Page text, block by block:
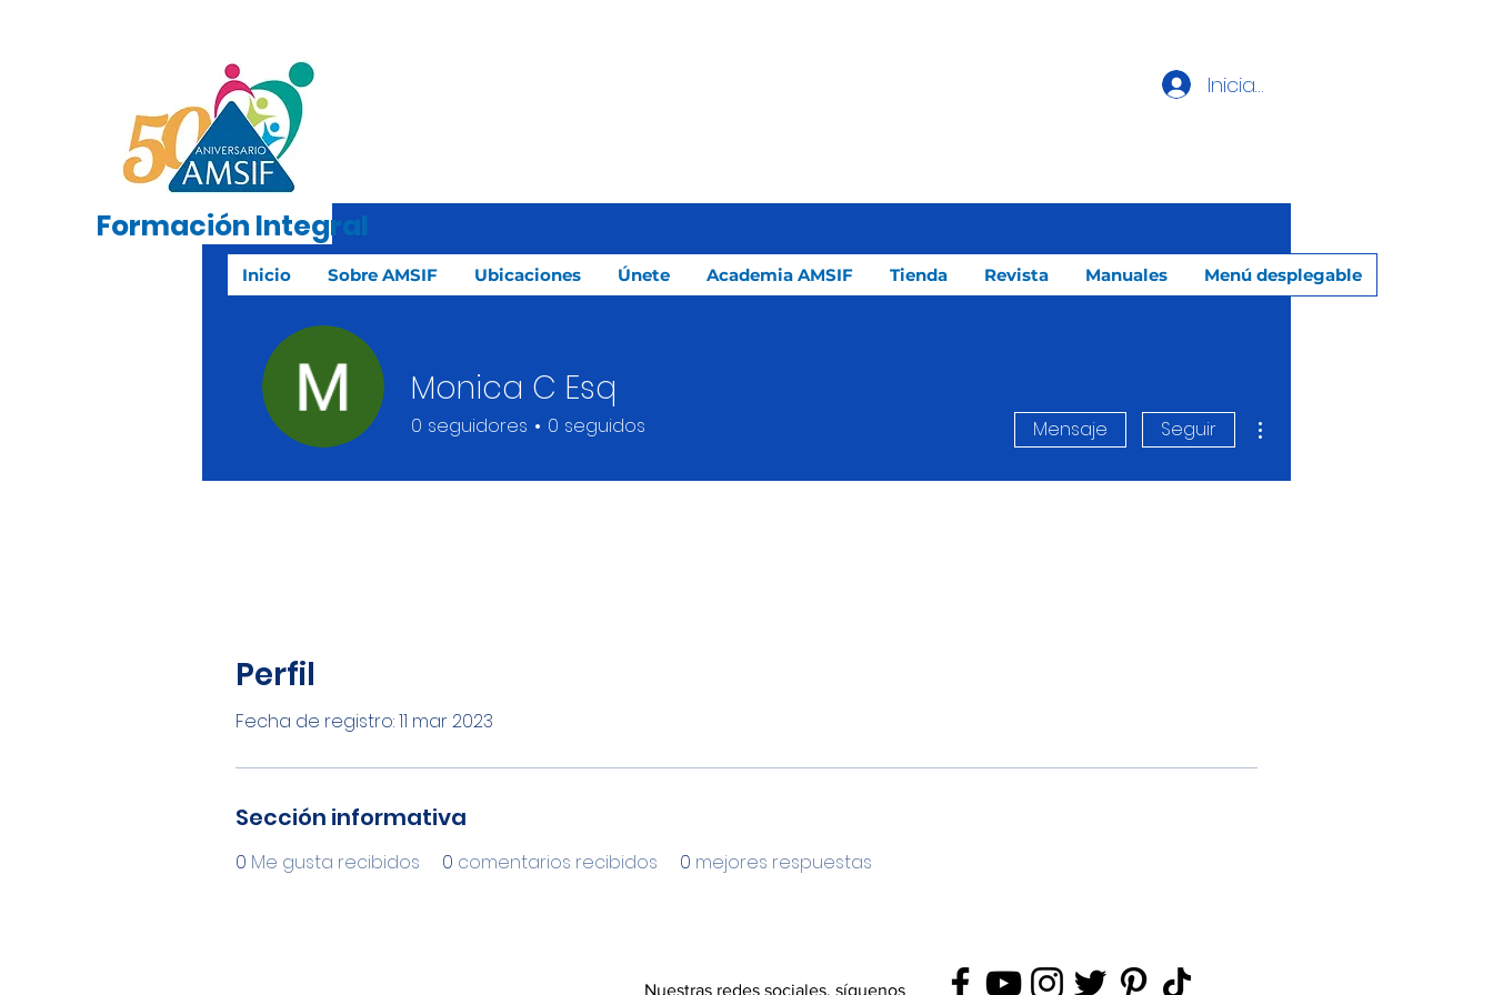
Formación Integral
Inicio Sobre AMSIF Ubicaciones Únete Academia AMSIF Tienda Revista Manuales Menú desplegable
Iniciar sesión
Perfil
Fecha de registro: 11 mar 2023
Sección informativa
0 Me gusta recibidos 0 comentarios recibidos 0 mejores respuestas
Monica C Esq
0 seguidores 0 seguidos Mensaje Seguir
Nuestras redes sociales, síguenos